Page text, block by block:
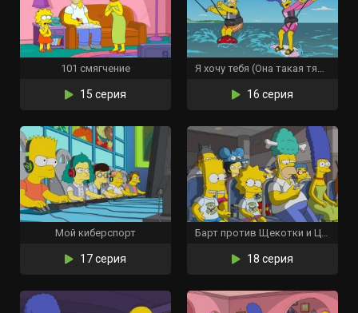
101 смягчение
15 серия
Я хочу тебя (Она такая тяжёлая)
16 серия
Мой киберспорт
17 серия
Барт против Щекотки и Царапки
18 серия